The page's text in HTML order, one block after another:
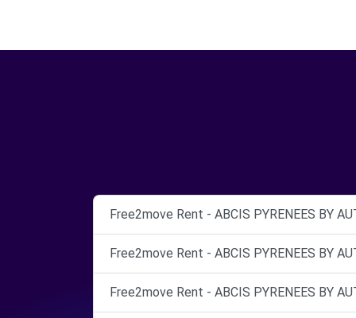
Free2move Rent - ABCIS PYRENEES BY
Free2move Rent - ABCIS PYRENEES BY
Free2move Rent - ABCIS PYRENEES BY